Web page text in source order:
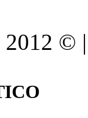
2012 ©